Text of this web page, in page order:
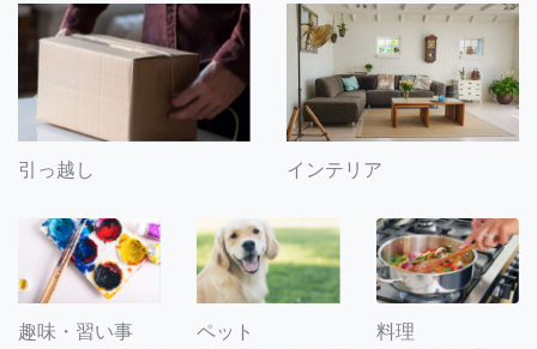
引っ越し インテリア
趣味・習い事 ペット 料理